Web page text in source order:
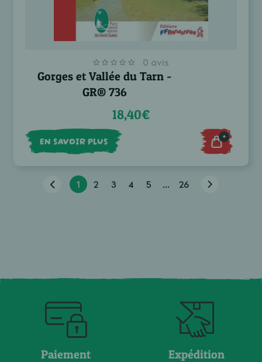
0 avis
Gorges et Vallée du Tarn -
GR® 736
18,40€
EN SAVOIR PLUS +
1 2 3 4 5 ... 26
Paiement
Expédition